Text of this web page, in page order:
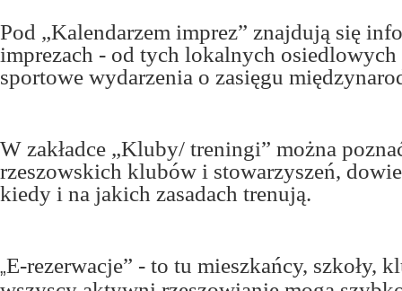
Pod „Kalendarzem imprez” znajdują się
imprezach - od tych lokalnych osiedlowych
sportowe wydarzenia o zasięgu
W zakładce „Kluby/ treningi” można
rzeszowskich klubów i stowarzyszeń,
kiedy i na jakich zasadach trenują.
„E-rezerwacje” - to tu mieszkańcy, szkoły,